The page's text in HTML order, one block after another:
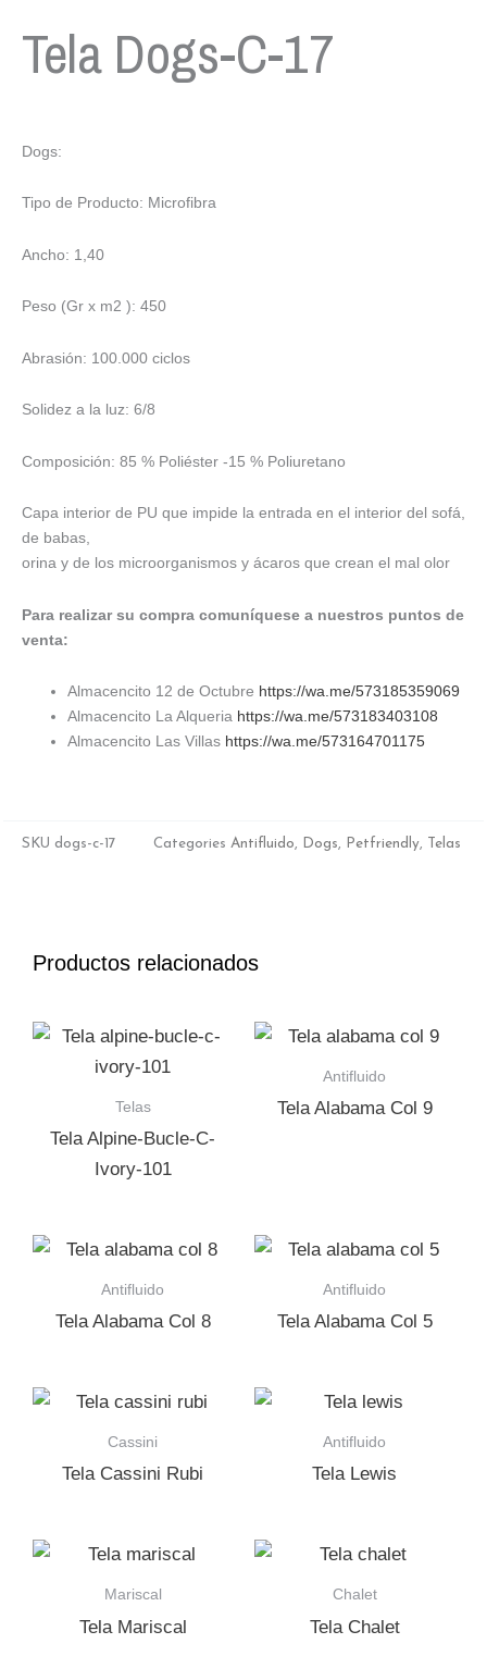
Tela Dogs-C-17
Dogs:
Tipo de Producto: Microfibra
Ancho: 1,40
Peso (Gr x m2 ): 450
Abrasión: 100.000 ciclos
Solidez a la luz: 6/8
Composición: 85 % Poliéster -15 % Poliuretano
Capa interior de PU que impide la entrada en el interior del sofá,
de babas,
orina y de los microorganismos y ácaros que crean el mal olor
Para realizar su compra comuníquese a nuestros puntos de
venta:
Almacencito 12 de Octubre https://wa.me/573185359069
Almacencito La Alqueria https://wa.me/573183403108
Almacencito Las Villas https://wa.me/573164701175
SKU dogs-c-17 Categories Antifluido, Dogs, Petfriendly, Telas
Productos relacionados
Telas
Tela Alpine-Bucle-C-
Ivory-101
Antifluido
Tela Alabama Col 9
Antifluido
Tela Alabama Col 8
Antifluido
Tela Alabama Col 5
Cassini
Tela Cassini Rubi
Antifluido
Tela Lewis
Mariscal
Tela Mariscal
Chalet
Tela Chalet